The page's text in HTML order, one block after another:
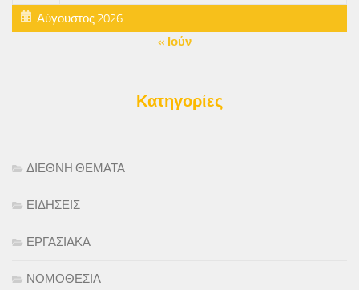
Αύγουστος 2026
« Ιούν
Κατηγορίες
ΔΙΕΘΝΗ ΘΕΜΑΤΑ
ΕΙΔΗΣΕΙΣ
ΕΡΓΑΣΙΑΚΑ
ΝΟΜΟΘΕΣΙΑ